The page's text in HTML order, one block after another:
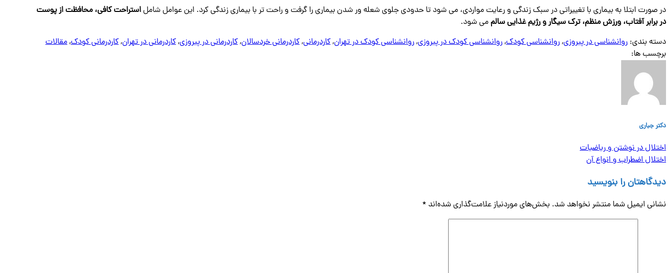
در صورت ابتلا به بیماری با تغییراتی در سبک زندگی و رعایت مواردی، می شود تا حدودی جلوی شعله ور شدن بیماری را گرفت و راحت تر با بیماری زندگی کرد. این عوامل شاملاستراحت کافی، محافظت از پوست
در برابر آفتاب، ورزش منظم،ترک سیگارورژیم غذایی سالممی شود.
دسته بندی: روانشناسی در پیروزی,روانشناسی کودک,روانشناسی کودک در پیروزی,روانشناسی کودک در تهران,کاردرمانی,کاردرمانی خردسالان,کاردرمانی در پیروزی,کاردرمانی در تهران,کاردرمانی کودک,مقالات
برچسب ها:
دکتر جباری
اختلال در نوشتن و ریاضیات
اختلال اضطراب و انواع آن
دیدگاهتان را بنویسید
نشانی ایمیل شما منتشر نخواهد شد. بخش‌های موردنیاز علامت‌گذاری شده‌اند *